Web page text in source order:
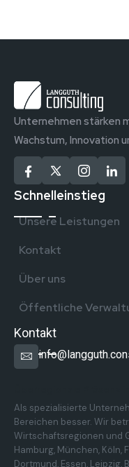
Unternehmen stärken
Wachstum, Innovation
Schnelleinstieg
Unsere Leistungen
Kontakt
Über uns
Öffentliche
Kontakt
Als spezialisierte
Bereichen besser. Wir
Wirtschaftsregionen und
Hamburg, München, Köln,
Dortmund, Essen, Leipzig,